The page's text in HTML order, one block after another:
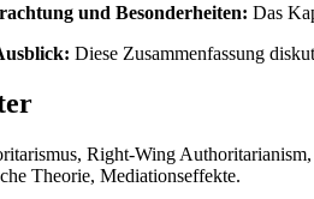
und Besonderheiten: Das
Diese Zusammenfassung
Right-Wing
Theorie, Mediationseffekte.